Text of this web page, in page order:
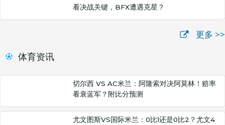
看决战关键，BFX遭遇克星？
更多 >>
体育资讯
切尔西 VS AC米兰：阿隆索对决阿莫林！赔率
看衰蓝军？附比分预测
尤文图斯VS国际米兰：0比1还是0比2？尤文4